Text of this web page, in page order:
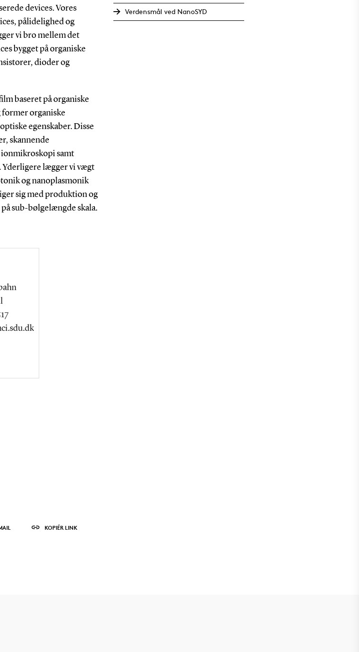
devices. Vores
pålidelighed og
vi bro mellem det
bygget på organiske
dioder og
baseret på organiske
former organiske
egenskaber. Disse
skannende
samt
lægger vi vægt
og nanoplasmonik
sig med produktion og
sub-bølgelængde skala.
Verdensmål ved NanoSYD
KOPIÉR LINK